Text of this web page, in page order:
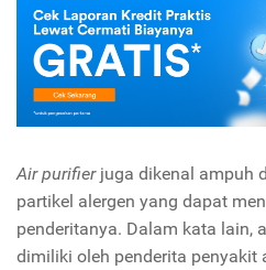
Air purifierjuga dikenal ampuh
partikel alergen yang dapat
penderitanya. Dalam kata lain,
dimiliki oleh penderita penyakit